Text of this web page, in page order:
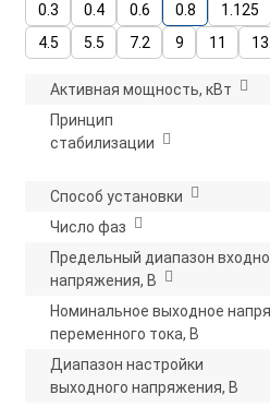
0.3
0.4 0.6 0.8 1.125
4.5
5.5 7.2 9 11
Активная мощность, кВт
Принцип
стабилизации
Способ установки
Число фаз
Предельный диапазон
напряжения, В
Номинальное выходное
переменного тока, В
Диапазон настройки
выходного напряжения, В